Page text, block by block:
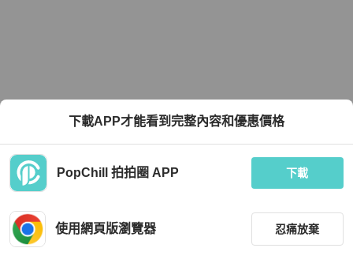
下載APP才能看到完整內容和優惠價格
PopChill 拍拍圈 APP 下載
使用網頁版瀏覽器 忍痛放棄